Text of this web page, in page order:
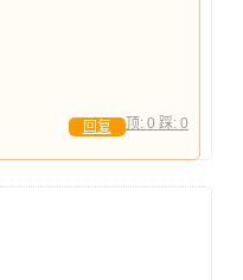
顶: 0 踩: 0
回复